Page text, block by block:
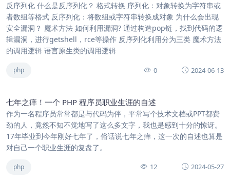
反序列化 什么是反序列化？ 格式转换 序列化：对象转换为字符串或
者数组等格式 反序列化：将数组或字符串转换成对象 为什么会出现
安全漏洞？ 魔术方法 如何利用漏洞? 通过构造pop链，找到代码的逻
辑漏洞，进行getshell，rce等操作 反序列化利用分为三类 魔术方法
的调用逻辑 语言原生类的调用逻辑
php 0 2024-06-13
七年之痒！一个 PHP 程序员职业生涯的自述
作为一名程序员常常都是与代码为伴，平常写个技术文档或PPT都费
劲的人，竟然不知不觉地写了这么多文字，我也是感到十分的惊讶。
17年毕业到今年刚好七年了，俗话说七年之痒，这一次的自述也算是
对自己一个职业生涯的复盘了。
php 12 2024-05-27